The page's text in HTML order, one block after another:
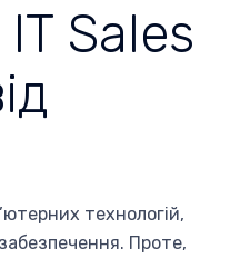
Sales
технологій,
Проте,